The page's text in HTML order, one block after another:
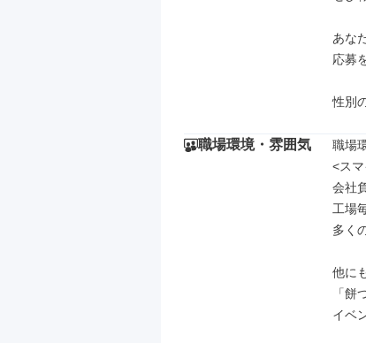
あな
応募
性別
職場環境・雰囲気
職場
<ス
会社
工場
多く
他に
「餅
イベ